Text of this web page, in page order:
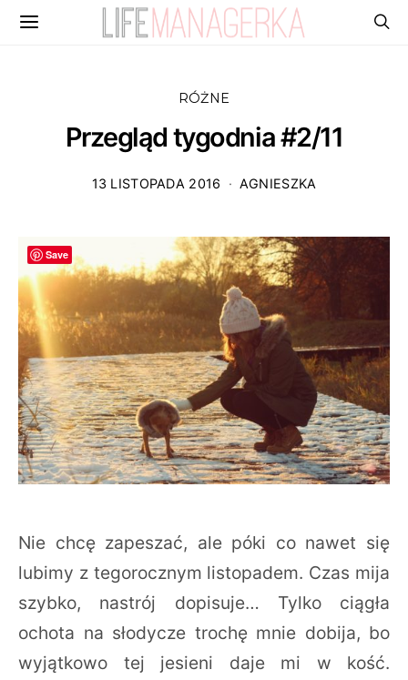
RÓŻNE
Przegląd tygodnia #2/11
13 LISTOPADA 2016 AGNIESZKA
Nie chcę zapeszać, ale póki co nawet się
lubimy z tegorocznym listopadem. Czas mija
szybko, nastrój dopisuje… Tylko ciągła
ochota na słodycze trochę mnie dobija, bo
wyjątkowo tej jesieni daje mi w kość.
Save